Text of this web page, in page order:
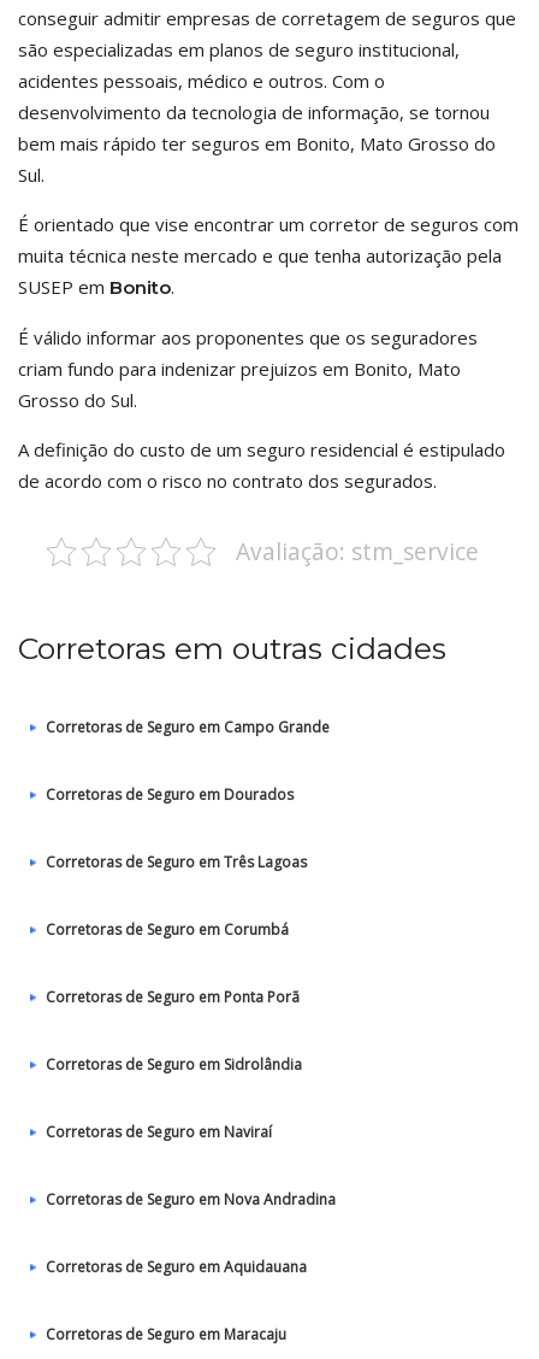
conseguir admitir empresas de corretagem de seguros que
são especializadas em planos de seguro institucional,
acidentes pessoais, médico e outros. Com o
desenvolvimento da tecnologia de informação, se tornou
bem mais rápido ter seguros em Bonito, Mato Grosso do
Sul.
É orientado que vise encontrar um corretor de seguros com
muita técnica neste mercado e que tenha autorização pela
SUSEP em Bonito.
É válido informar aos proponentes que os seguradores
criam fundo para indenizar prejuizos em Bonito, Mato
Grosso do Sul.
A definição do custo de um seguro residencial é estipulado
de acordo com o risco no contrato dos segurados.
Avaliação: stm_service
Corretoras em outras cidades
Corretoras de Seguro em Campo Grande
Corretoras de Seguro em Dourados
Corretoras de Seguro em Três Lagoas
Corretoras de Seguro em Corumbá
Corretoras de Seguro em Ponta Porã
Corretoras de Seguro em Sidrolândia
Corretoras de Seguro em Naviraí
Corretoras de Seguro em Nova Andradina
Corretoras de Seguro em Aquidauana
Corretoras de Seguro em Maracaju